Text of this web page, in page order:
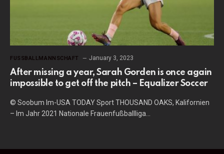
FUSSBALLMANNSCHAFT January 3, 2023
After missing a year, Sarah Gorden is once again
impossible to get off the pitch – Equalizer Soccer
© Soobum Im-USA TODAY Sport THOUSAND OAKS, Kalifornien
– Im Jahr 2021 Nationale Frauenfußballliga…